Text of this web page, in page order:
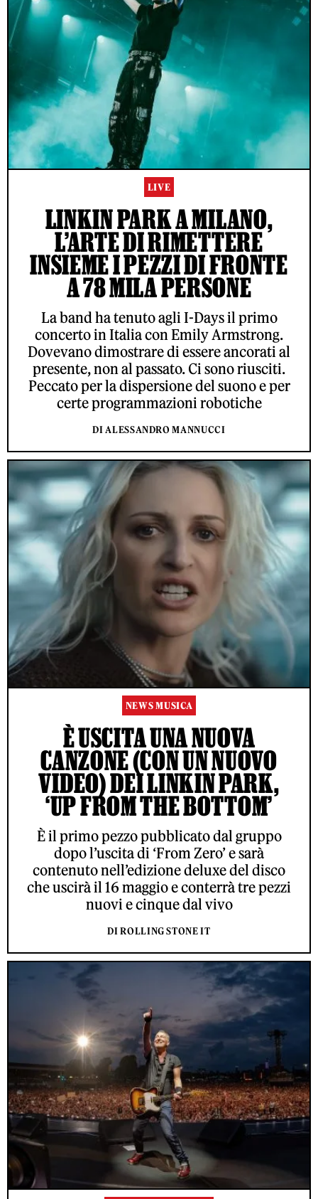
LIVE
LINKIN PARK A MILANO,
L’ARTE DI RIMETTERE
INSIEME I PEZZI DI FRONTE
A 78 MILA PERSONE
La band ha tenuto agli I-Days il primo
concerto in Italia con Emily Armstrong.
Dovevano dimostrare di essere ancorati al
presente, non al passato. Ci sono riusciti.
Peccato per la dispersione del suono e per
certe programmazioni robotiche
DI ALESSANDRO MANNUCCI
NEWS MUSICA
È USCITA UNA NUOVA
CANZONE (CON UN NUOVO
VIDEO) DEI LINKIN PARK,
‘UP FROM THE BOTTOM’
È il primo pezzo pubblicato dal gruppo
dopo l’uscita di ‘From Zero’ e sarà
contenuto nell’edizione deluxe del disco
che uscirà il 16 maggio e conterrà tre pezzi
nuovi e cinque dal vivo
DI ROLLING STONE IT